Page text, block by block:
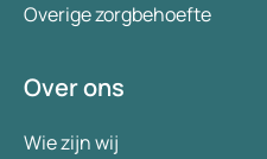
Overige zorgbehoefte
Over ons
Wie zijn wij